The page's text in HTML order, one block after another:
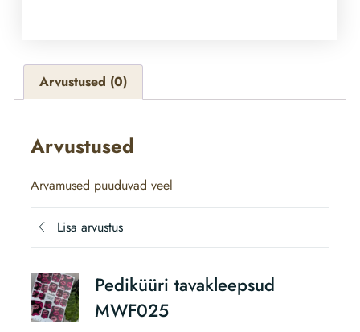
Arvustused (0)
Arvustused
Arvamused puuduvad veel
Lisa arvustus
Pediküüri tavakleepsud
MWF025